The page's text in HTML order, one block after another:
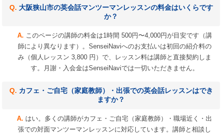
大阪狭山市の英会話マンツーマンレッスンの料金はいくらです
か？
このページの講師の料金は1時間 500円〜4,000円が目安です（講
師により異なります）。SenseiNaviへのお支払いは初回の紹介料の
み（個人レッスン 3,800 円）で、レッスン料は講師と直接契約しま
す。月謝・入会金はSenseiNaviでは一切いただきません。
カフェ・ご自宅（家庭教師）・出張での英会話レッスンはでき
ますか？
はい。多くの講師がカフェ・ご自宅（家庭教師）・職場近く・出
張での対面マンツーマンレッスンに対応しています。講師と相談し